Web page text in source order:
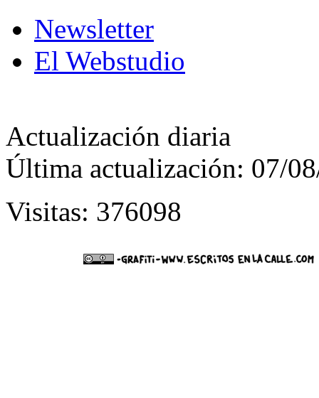
Newsletter
El Webstudio
Actualización diaria
Última actualización: 07/
Visitas: 376098